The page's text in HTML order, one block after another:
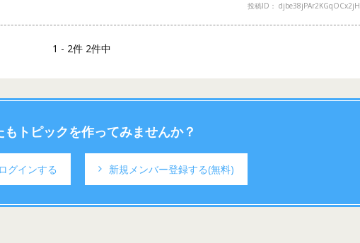
投稿ID：
1 - 2件 2件中
もトピックを作ってみませんか？
ログインする 新規メンバー登録する(無料)